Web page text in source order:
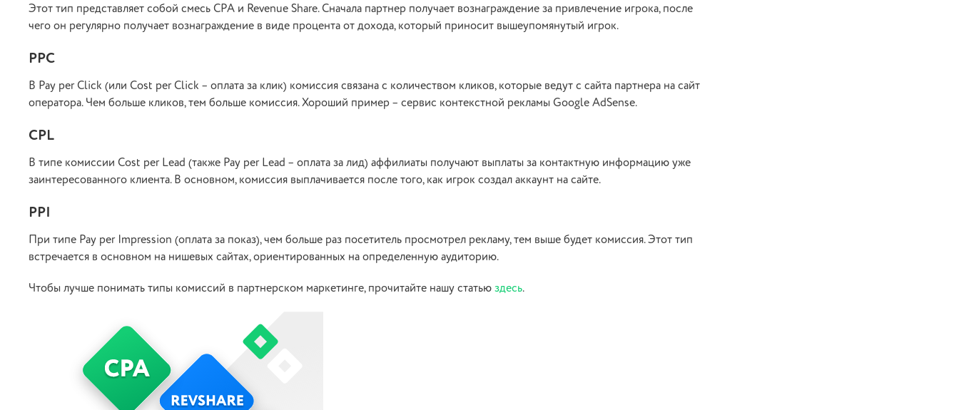
Этот тип представляет собой смесь CPA и Revenue Share. Сначала партнер получает вознаграждение за привлечение игрока, после
чего он регулярно получает вознаграждение в виде процента от дохода, который приносит вышеупомянутый игрок.
PPC
В Pay per Click (или Cost per Click – оплата за клик) комиссия связана с количеством кликов, которые ведут с сайта партнера на сайт
оператора. Чем больше кликов, тем больше комиссия. Хороший пример – сервис контекстной рекламы Google AdSense.
CPL
В типе комиссии Cost per Lead (также Pay per Lead – оплата за лид) аффилиаты получают выплаты за контактную информацию уже
заинтересованного клиента. В основном, комиссия выплачивается после того, как игрок создал аккаунт на сайте.
PPI
При типе Pay per Impression (оплата за показ), чем больше раз посетитель просмотрел рекламу, тем выше будет комиссия. Этот тип
встречается в основном на нишевых сайтах, ориентированных на определенную аудиторию.
Чтобы лучше понимать типы комиссий в партнерском маркетинге, прочитайте нашу статьюздесь.